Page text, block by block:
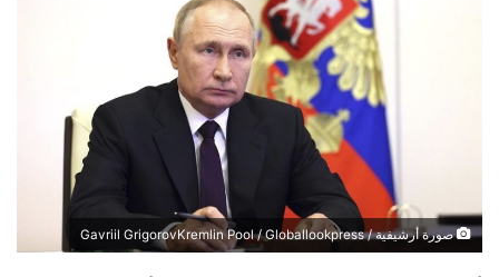
صورة أرشيفية / Gavriil GrigorovKremlin Pool / Globallookpress